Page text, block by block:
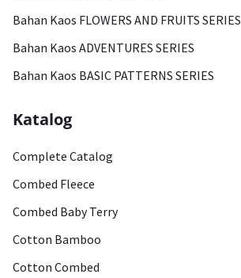
Bahan Kaos FLOWERS AND FRUITS SERIES
Bahan Kaos ADVENTURES SERIES
Bahan Kaos BASIC PATTERNS SERIES
Katalog
Complete Catalog
Combed Fleece
Combed Baby Terry
Cotton Bamboo
Cotton Combed